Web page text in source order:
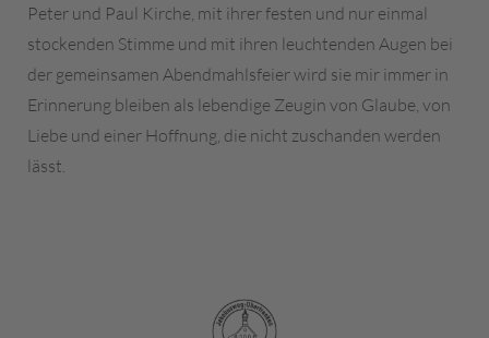
Peter und Paul Kirche, mit ihrer festen und nur einmal
stockenden Stimme und mit ihren leuchtenden Augen bei
der gemeinsamen Abendmahlsfeier wird sie mir immer in
Erinnerung bleiben als lebendige Zeugin von Glaube, von
Liebe und einer Hoffnung, die nicht zuschanden werden
lässt.